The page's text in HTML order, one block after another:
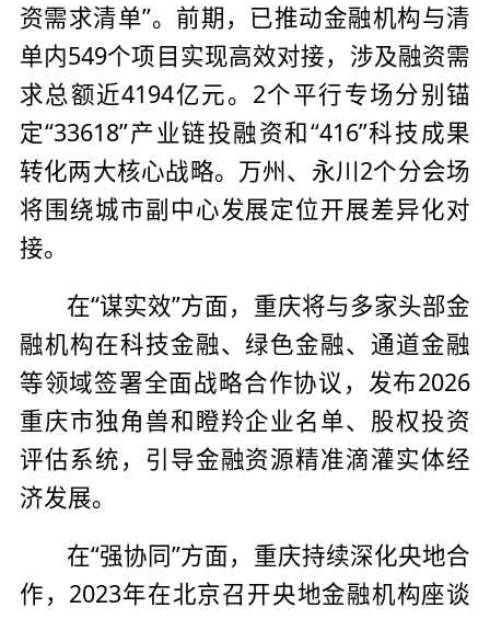
资需求清单”。前期，已推动金融机构与清
单内549个项目实现高效对接，涉及融资需
求总额近4194亿元。2个平行专场分别锚
定“33618”产业链投融资和“416”科技成果
转化两大核心战略。万州、永川2个分会场
将围绕城市副中心发展定位开展差异化对
接。
在“谋实效”方面，重庆将与多家头部金
融机构在科技金融、绿色金融、通道金融
等领域签署全面战略合作协议，发布2026
重庆市独角兽和瞪羚企业名单、股权投资
评估系统，引导金融资源精准滴灌实体经
济发展。
在“强协同”方面，重庆持续深化央地合
作，2023年在北京召开央地金融机构座谈